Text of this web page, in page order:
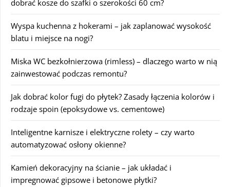
dobrać kosze do szafki o szerokości 60 cm?
Wyspa kuchenna z hokerami – jak zaplanować wysokość
blatu i miejsce na nogi?
Miska WC bezkołnierzowa (rimless) – dlaczego warto w nią
zainwestować podczas remontu?
Jak dobrać kolor fugi do płytek? Zasady łączenia kolorów i
rodzaje spoin (epoksydowe vs. cementowe)
Inteligentne karnisze i elektryczne rolety – czy warto
automatyzować osłony okienne?
Kamień dekoracyjny na ścianie – jak układać i
impregnować gipsowe i betonowe płytki?